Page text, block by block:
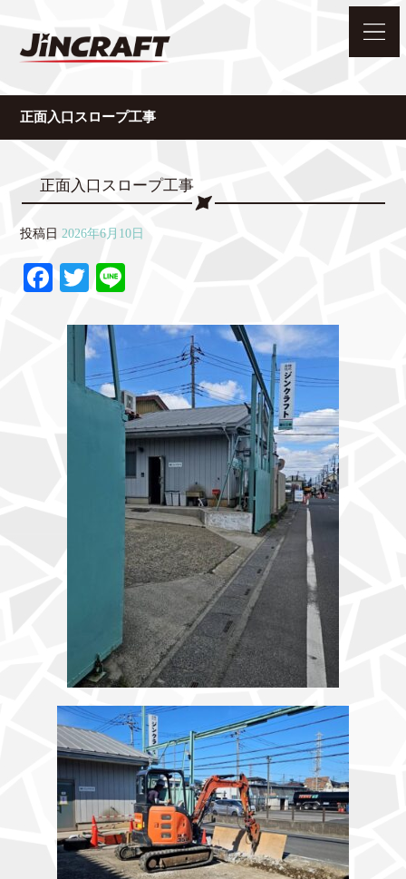
正面入口スロープ工事
正面入口スロープ工事
投稿日 2026年6月10日
Fa
bo
T
tte
r